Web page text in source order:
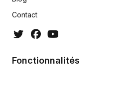
Contact
Fonctionnalités